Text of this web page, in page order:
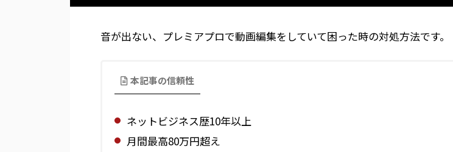
音が出ない、プレミアプロで動画編集をしていて困った時の対処方法です。
本記事の信頼性
ネットビジネス歴10年以上
月間最高80万円超え